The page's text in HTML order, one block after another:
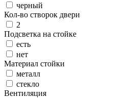
черный
Кол-во створок двери
2
Подсветка на стойке
есть
нет
Материал стойки
металл
стекло
Вентиляция